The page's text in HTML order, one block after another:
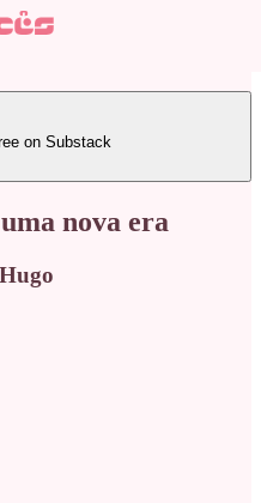
on Substack
nova era